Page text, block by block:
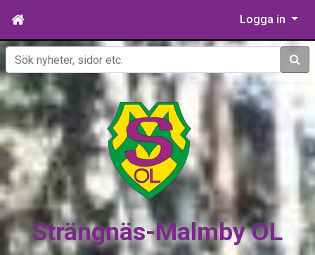
Logga in
Sök
Strängnäs-Malmby OL